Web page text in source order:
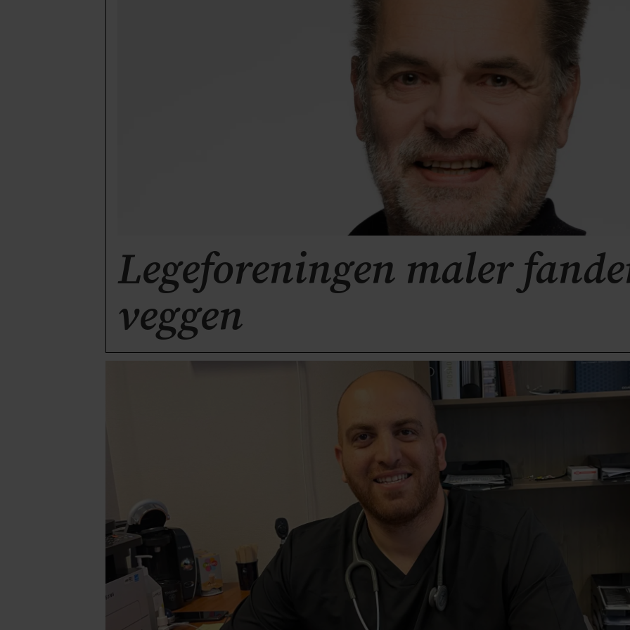
Legeforeningen maler
veggen